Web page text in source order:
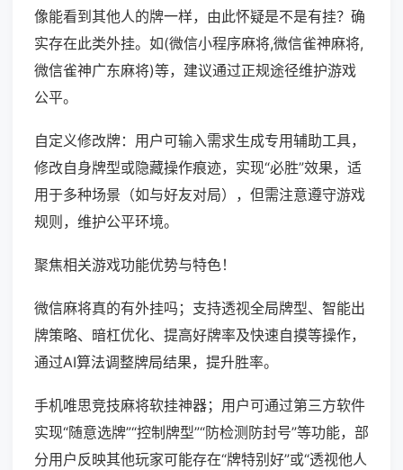
像能看到其他人的牌一样，由此怀疑是不是有挂？确
实存在此类外挂。如(微信小程序麻将,微信雀神麻将,
微信雀神广东麻将)等，建议通过正规途径维护游戏
公平。
自定义修改牌：用户可输入需求生成专用辅助工具，
修改自身牌型或隐藏操作痕迹，实现“必胜”效果，适
用于多种场景（如与好友对局），但需注意遵守游戏
规则，维护公平环境。
聚焦相关游戏功能优势与特色！
微信麻将真的有外挂吗；支持透视全局牌型、智能出
牌策略、暗杠优化、提高好牌率及快速自摸等操作，
通过AI算法调整牌局结果，提升胜率。
手机唯思竞技麻将软挂神器；用户可通过第三方软件
实现“随意选牌”“控制牌型”“防检测防封号”等功能，部
分用户反映其他玩家可能存在“牌特别好”或“透视他人